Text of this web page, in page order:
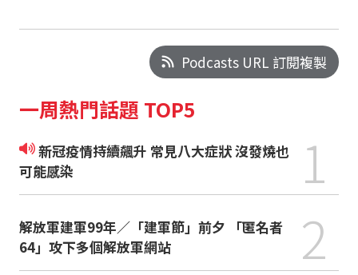
Podcasts URL 訂閱複製
一周熱門話題 TOP5
新冠疫情持續飆升 常見八大症狀 沒發燒也
可能感染
1
解放軍建軍99年／「建軍節」前夕 「匿名者
64」攻下多個解放軍網站
2